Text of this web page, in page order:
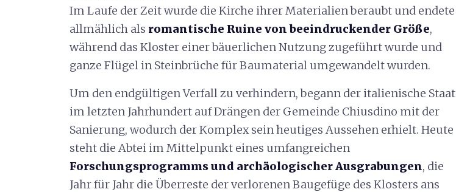
Im Laufe der Zeit wurde die Kirche ihrer Materialien beraubt und endete
allmählich als romantische Ruine von beeindruckender Größe,
während das Kloster einer bäuerlichen Nutzung zugeführt wurde und
ganze Flügel in Steinbrüche für Baumaterial umgewandelt wurden.
Um den endgültigen Verfall zu verhindern, begann der italienische Staat
im letzten Jahrhundert auf Drängen der Gemeinde Chiusdino mit der
Sanierung, wodurch der Komplex sein heutiges Aussehen erhielt. Heute
steht die Abtei im Mittelpunkt eines umfangreichen
Forschungsprogramms und archäologischer Ausgrabungen, die
Jahr für Jahr die Überreste der verlorenen Baugefüge des Klosters ans